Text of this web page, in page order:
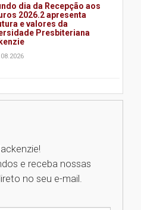
dia da Recepção aos
2026.2 apresenta
e valores da
Presbiteriana
apresentação do Centro
Mackenzie
nova edição da Feira
e receba nossas
no seu e-mail.